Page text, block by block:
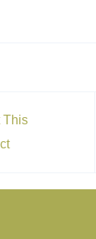
This